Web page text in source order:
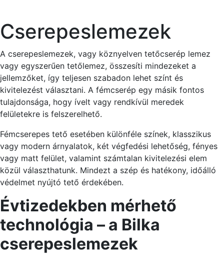
Cserepeslemezek
A cserepeslemezek, vagy köznyelven tetőcserép lemez
vagy egyszerűen tetőlemez, összesíti mindezeket a
jellemzőket, így teljesen szabadon lehet színt és
kivitelezést választani. A fémcserép egy másik fontos
tulajdonsága, hogy ívelt vagy rendkívül meredek
felületekre is felszerelhető.
Fémcserepes tető esetében különféle színek, klasszikus
vagy modern árnyalatok, két végfedési lehetőség, fényes
vagy matt felület, valamint számtalan kivitelezési elem
közül választhatunk. Mindezt a szép és hatékony, időálló
védelmet nyújtó tető érdekében.
Évtizedekben mérhető
technológia – a Bilka
cserepeslemezek